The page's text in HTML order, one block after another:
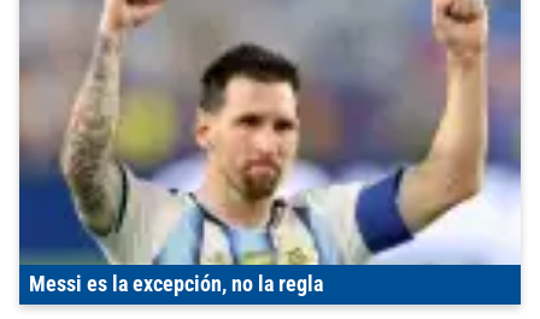
Messi es la excepción, no la regla